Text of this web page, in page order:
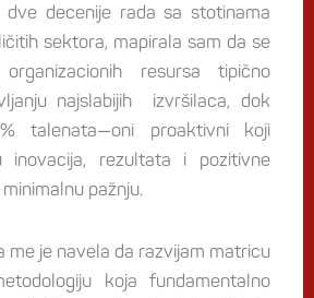
dve decenije rada sa stotinama
sektora, mapirala sam da se
resursa tipično
najslabijih izvršilaca, dok
talenata—oni proaktivni koji
inovacija, rezultata i pozitivne
pažnju.
me je navela da razvijam matricu
koja fundamentalno